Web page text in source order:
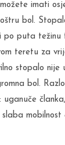
imati
bol.
puta težinu
teretu za
stopalo nije
bol.
mobilnost